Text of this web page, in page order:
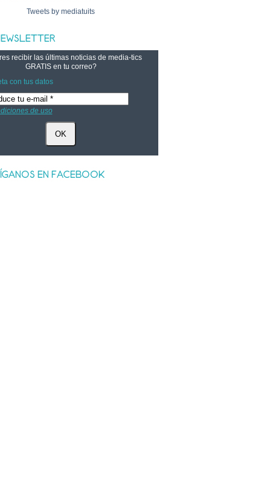
Tweets by mediatuits
recibir las últimas noticias de media-tics
GRATISen tu correo?
con tus datos
de uso